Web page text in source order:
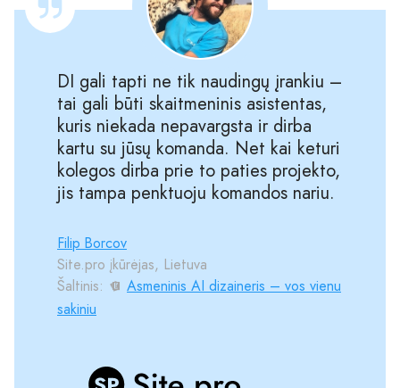
DI gali tapti ne tik naudingų įrankiu –
tai gali būti skaitmeninis asistentas,
kuris niekada nepavargsta ir dirba
kartu su jūsų komanda. Net kai keturi
kolegos dirba prie to paties projekto,
jis tampa penktuoju komandos nariu.
Filip Borcov
Site.pro įkūrėjas, Lietuva
Šaltinis:
Asmeninis AI dizaineris – vos vienu
sakiniu